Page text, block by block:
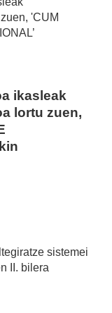
ikasleak
lortu zuen,